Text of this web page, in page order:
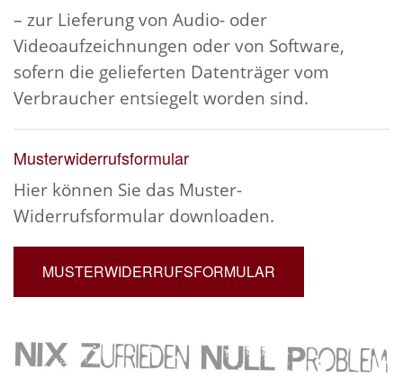
– zur Lieferung von Audio- oder
Videoaufzeichnungen oder von Software,
sofern die gelieferten Datenträger vom
Verbraucher entsiegelt worden sind.
Musterwiderrufsformular
Hier können Sie das Muster-
Widerrufsformular downloaden.
MUSTERWIDERRUFSFORMULAR